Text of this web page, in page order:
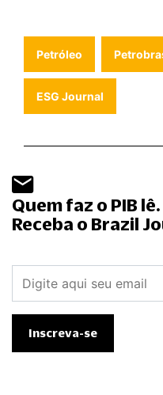
Petróleo
ESG Journal
Quem faz o PIB lê.
Receba o Brazil